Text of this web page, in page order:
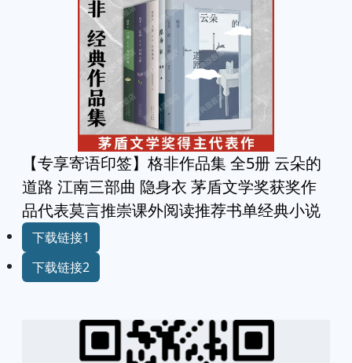
【专享寄语印签】格非作品集 全5册 云朵的
道路 江南三部曲 隐身衣 茅盾文学奖获奖作
品代表莫言推崇课外阅读推荐书单经典小说
下载链接1
下载链接2